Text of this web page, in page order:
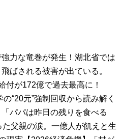
力な竜巻が発生！湖北省では
ばされる被害が出ている。
付が172億で過去最高に！
“20元”強制回収から読み解く
パパは昨日の残りを食べる
父親の涙。一億人が飢えと生